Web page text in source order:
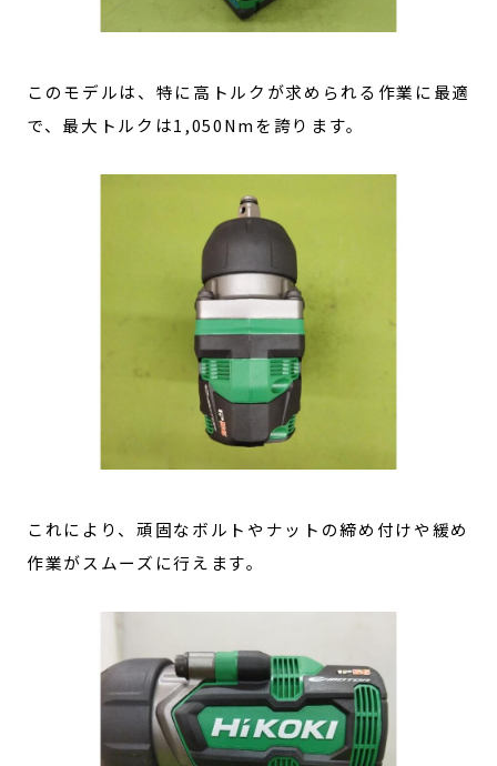
このモデルは、特に高トルクが求められる作業に最適
で、最大トルクは1,050Nmを誇ります。
これにより、頑固なボルトやナットの締め付けや緩め
作業がスムーズに行えます。